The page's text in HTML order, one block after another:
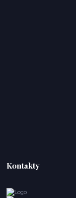
Kontakty